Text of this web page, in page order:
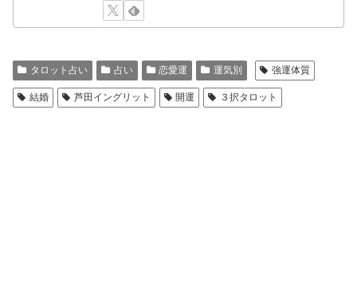
タロット占い 占い 恋愛運 運気別 強運体質
結婚 芦田イングリット 開運 ３択タロット